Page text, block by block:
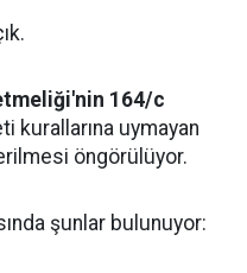
164/c
kurallarına uymayan
öngörülüyor.
şunlar bulunuyor: